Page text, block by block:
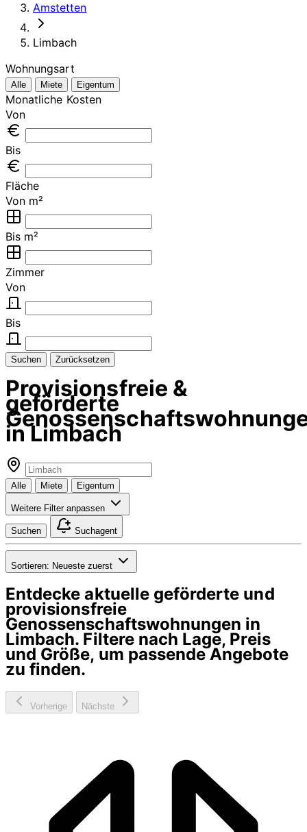
Amstetten
Limbach
Wohnungsart
Alle Miete Eigentum
Monatliche Kosten
Von
Bis
Fläche
Von m²
Bis m²
Zimmer
Von
Bis
Suchen Zurücksetzen
Provisionsfreie &
geförderte
in Limbach
Alle Miete Eigentum
Weitere Filter anpassen
Suchen Suchagent
Sortieren: Neueste zuerst
Entdecke aktuelle geförderte und
provisionsfreie
Genossenschaftswohnungen in
Limbach. Filtere nach Lage, Preis
und Größe, um passende Angebote
zu finden.
Vorherige Nächste